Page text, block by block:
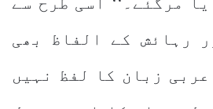
رہائش کے الفاظ بھی
زبان کا لفظ نہیں